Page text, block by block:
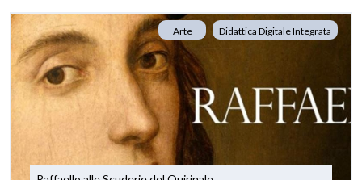
Arte Didattica Digitale Integrata